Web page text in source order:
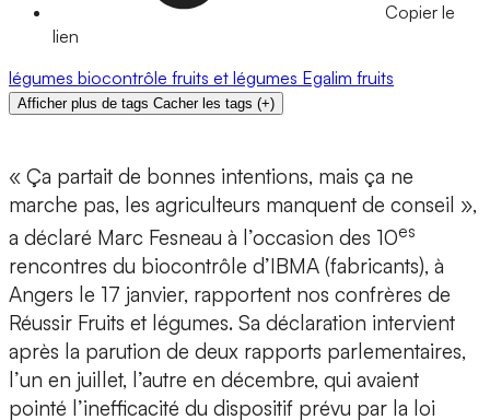
Copier le
lien
légumes biocontrôle fruits et légumes Egalim fruits
Afficher plus de tags Cacher les tags (+)
« Ça partait de bonnes intentions, mais ça ne
marche pas, les agriculteurs manquent de conseil »,
a déclaré Marc Fesneau à l’occasion des 10es
rencontres du biocontrôle d’IBMA (fabricants), à
Angers le 17 janvier, rapportent nos confrères de
Réussir Fruits et légumes. Sa déclaration intervient
après la parution de deux rapports parlementaires,
l’un en juillet, l’autre en décembre, qui avaient
pointé l’inefficacité du dispositif prévu par la loi